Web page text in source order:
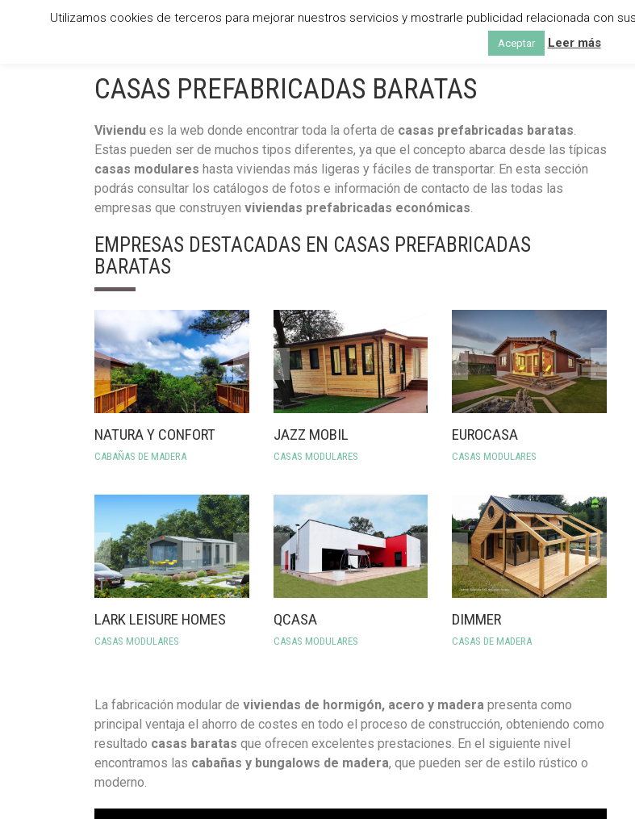
CASAS DE MADERA CABAÑAS DE MADERA CASAS MODULARES
CASAS PREFABRICADAS BARATAS
Viviendu es la web donde encontrar toda la oferta de casas prefabricadas baratas.
Estas pueden ser de muchos tipos diferentes, ya que el concepto abarca desde las típicas
casas modulares hasta viviendas más ligeras y fáciles de transportar. En esta sección
podrás consultar los catálogos de fotos e información de contacto de las todas las
empresas que construyen viviendas prefabricadas económicas.
EMPRESAS DESTACADAS EN CASAS PREFABRICADAS
BARATAS
NATURA Y CONFORT
CABAÑAS DE MADERA
JAZZ MOBIL
CASAS MODULARES
EUROCASA
CASAS MODULARES
LARK LEISURE HOMES
CASAS MODULARES
QCASA
CASAS MODULARES
DIMMER
CASAS DE MADERA
La fabricación modular de viviendas de hormigón, acero y madera presenta como
principal ventaja el ahorro de costes en todo el proceso de construcción, obteniendo como
resultado casas baratas que ofrecen excelentes prestaciones. En el siguiente nivel
encontramos las cabañas y bungalows de madera, que pueden ser de estilo rústico o
moderno.
Utilizamos cookies de terceros para mejorar nuestros servicios y mostrarle publicidad relacionada con
Aceptar Leer más